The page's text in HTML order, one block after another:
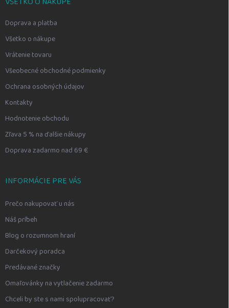
Doprava a platba
Všetko o nákupe
Vrátenie tovaru
Všeobecné obchodné podmienky
Ochrana osobných údajov
Kontakty
Hodnotenie obchodu
Zľava 5 % na ďalšie nákupy
Doprava zadarmo nad 69 €
INFORMÁCIE PRE VÁS
Prečo nakupovať u nás
Náš príbeh
Blog o rozumnom hraní
Darčekový poradca
Predávané značky
Omaľovánky na vytlačenie zadarmo
Chceli by ste s nami spolupracovať?